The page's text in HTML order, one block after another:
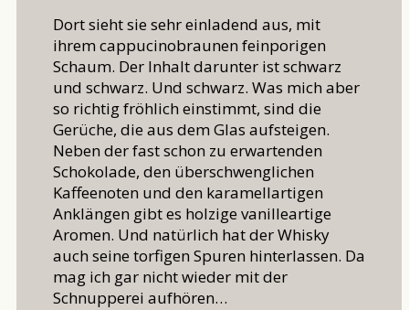
Dort sieht sie sehr einladend aus, mit
ihrem cappucinobraunen feinporigen
Schaum. Der Inhalt darunter ist schwarz
und schwarz. Und schwarz. Was mich aber
so richtig fröhlich einstimmt, sind die
Gerüche, die aus dem Glas aufsteigen.
Neben der fast schon zu erwartenden
Schokolade, den überschwenglichen
Kaffeenoten und den karamellartigen
Anklängen gibt es holzige vanilleartige
Aromen. Und natürlich hat der Whisky
auch seine torfigen Spuren hinterlassen. Da
mag ich gar nicht wieder mit der
Schnupperei aufhören…